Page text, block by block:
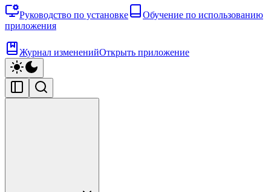
Руководство по установке
Обучение по использованию
приложения
Журнал измененийОткрыть приложение